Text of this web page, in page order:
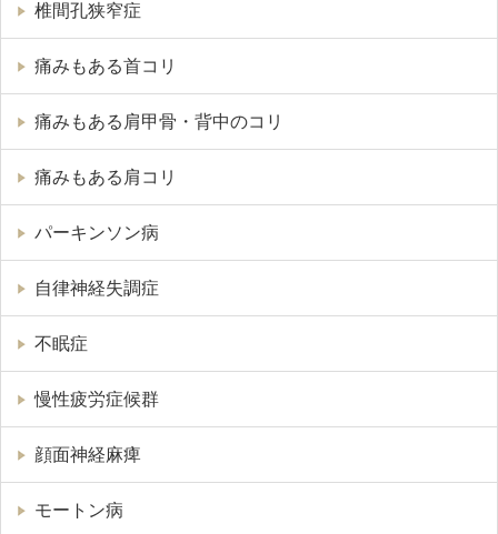
椎間孔狭窄症
痛みもある首コリ
痛みもある肩甲骨・背中のコリ
痛みもある肩コリ
パーキンソン病
自律神経失調症
不眠症
慢性疲労症候群
顔面神経麻痺
モートン病